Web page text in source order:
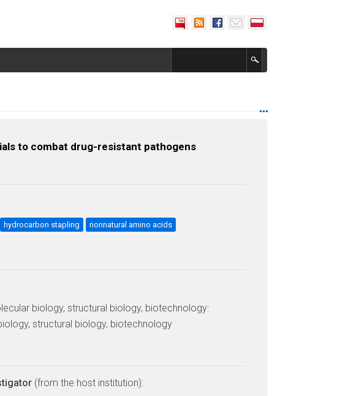
to combat drug-resistant pathogens
hydrocarbon stapling nonnatural amino acids
biology, structural biology, biotechnology:
structural biology, biotechnology
(from the host institution):